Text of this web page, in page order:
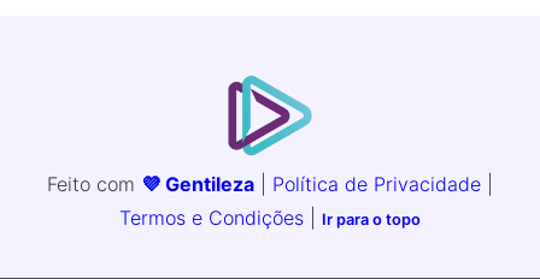
Feito com 💜 Gentileza Política de Privacidade
Termos e Condições
Ir para o topo